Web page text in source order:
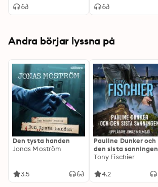
Andra börjar lyssna på
Den tysta handen
Jonas Moström
3.5
Pauline Dunker och
den sista sanningen
Tony Fischier
4.2